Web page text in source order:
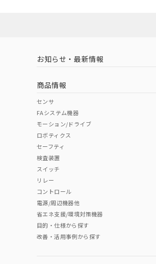
中国 RoHS 注意事項・凡例
中国 RoHS表
Pb Hg
"対応済み"や非含有の記載がされた
非含有品が必要な際は、弊社営業部
お知らせ・最新情報
商品情報
センサ
FAシステム機器
モーション/ドライブ
ロボティクス
セーフティ
検査装置
スイッチ
リレー
コントロール
電源/周辺機器他
省エネ支援/環境対策機器
目的・仕様から探す
改善・活用事例から探す